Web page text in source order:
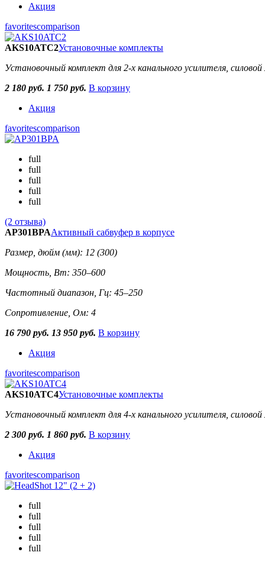
Акция
favoritescomparison
AKS10ATC2Установочные комплекты
Установочный комплект для 2-х канального усилителя,
2 180 руб. 1 750 руб. В корзину
Акция
favoritescomparison
full
full
full
full
full
(2 отзыва)
AP301BPAАктивный сабвуфер в корпусе
Размер, дюйм (мм): 12 (300)
Мощность, Вт: 350–600
Частотный диапазон, Гц: 45–250
Сопротивление, Ом: 4
16 790 руб. 13 950 руб. В корзину
Акция
favoritescomparison
AKS10ATC4Установочные комплекты
Установочный комплект для 4-х канального усилителя,
2 300 руб. 1 860 руб. В корзину
Акция
favoritescomparison
full
full
full
full
full